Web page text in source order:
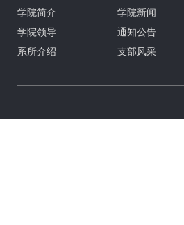
学院简介
学院领导
系所介绍
学院新闻
通知公告
支部风采